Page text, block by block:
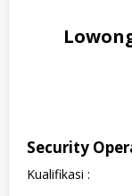
Security
Kualifikasi :